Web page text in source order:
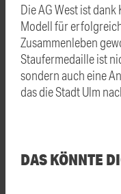
Die AG West ist
Modell für
Zusammenleben
Staufermedaille ist
sondern auch eine
das die Stadt Ulm
DAS KÖNNTE